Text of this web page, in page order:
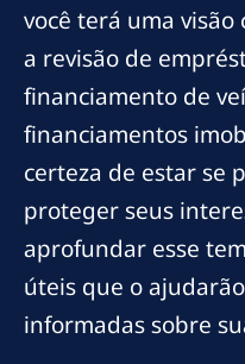
você terá uma
a revisão de
financiamento de
financiamentos
certeza de estar se
proteger seus
aprofundar esse
úteis que o
informadas sobre